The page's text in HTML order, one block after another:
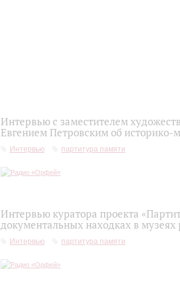
Интервью с заместителем
Евгением Петровским об
Интервью партитура памяти
Интервью куратора проекта
документальных находках в музеях
Интервью партитура памяти